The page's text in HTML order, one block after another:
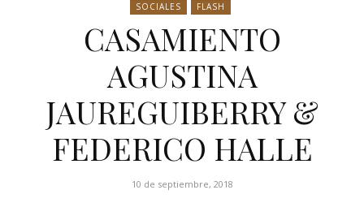
SOCIALES FLASH
CASAMIENTO
AGUSTINA
JAUREGUIBERRY &
FEDERICO HALLE
10 de septiembre, 2018